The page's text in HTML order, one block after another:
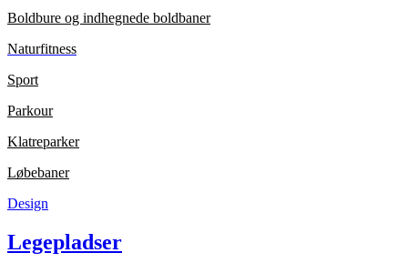
Boldbure og indhegnede boldbaner
Naturfitness
Sport
Parkour
Klatreparker
Løbebaner
Design
Legepladser